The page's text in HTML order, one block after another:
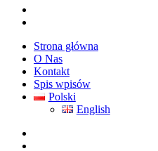
Strona główna
O Nas
Kontakt
Spis wpisów
Polski
English